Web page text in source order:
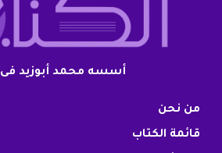
أسسه محمد أبوزيد فى 2007
من نحن
قائمة الكتاب